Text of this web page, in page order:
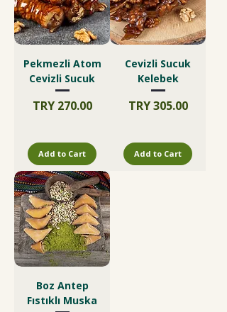
Pekmezli Atom
Cevizli Sucuk
Price
TRY 270.00
Add to Cart
Cevizli Sucuk
Kelebek
Price
TRY 305.00
Add to Cart
Boz Antep
Fıstıklı Muska